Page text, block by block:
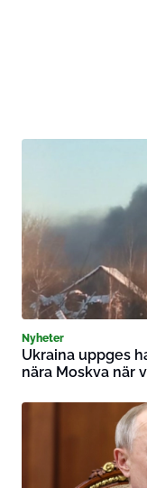
Nyheter
Ukraina uppges
nära Moskva när